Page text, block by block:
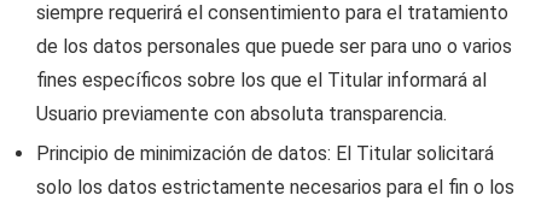
siempre requerirá el consentimiento para el tratamiento
de los datos personales que puede ser para uno o varios
fines específicos sobre los que el Titular informará al
Usuario previamente con absoluta transparencia.
Principio de minimización de datos: El Titular solicitará
solo los datos estrictamente necesarios para el fin o los